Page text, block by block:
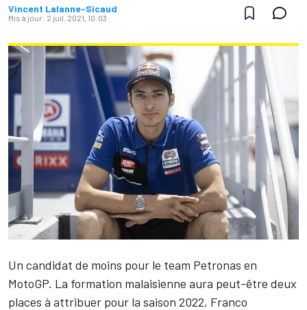
Vincent Lalanne-Sicaud
Mis à jour: 2 juil. 2021, 10:03
Un candidat de moins pour le team Petronas en
MotoGP. La formation malaisienne aura peut-être deux
places à attribuer pour la saison 2022, Franco